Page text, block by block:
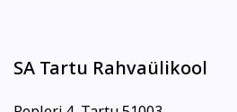
SA Tartu Rahvaülikool